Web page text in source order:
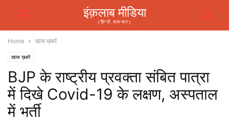
इंक़लाब मीडिया
(हिन्दी समाचार)
Home खास ख़बरें
खास ख़बरें
BJP के राष्ट्रीय प्रवक्ता संबित पात्रा
में दिखे Covid-19 के लक्षण, अस्पताल
में भर्ती